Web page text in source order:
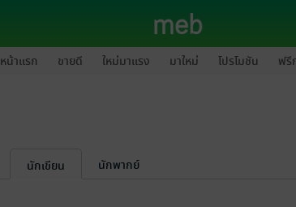
หน้าแรก ขายดี ใหม่มาแรง มาใหม่ โปรโมชัน ฟรี
นักเขียน
นักพากย์